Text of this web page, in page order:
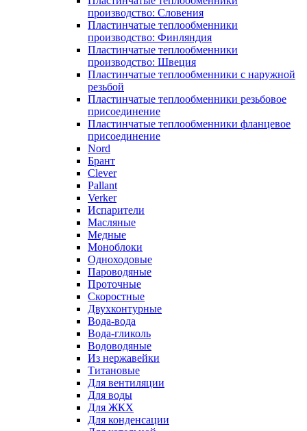
производство: Словения
Пластинчатые теплообменники
производство: Финляндия
Пластинчатые теплообменники
производство: Швеция
Пластинчатые теплообменники с наружной
резьбой
Пластинчатые теплообменники резьбовое
присоединение
Пластинчатые теплообменники фланцевое
присоединение
Nord
Брант
Clever
Pallant
Verker
Испарители
Масляные
Медные
Моноблоки
Одноходовые
Пароводяные
Проточные
Скоростные
Двухконтурные
Вода-вода
Вода-гликоль
Водоводяные
Из нержавейки
Титановые
Для вентиляции
Для воды
Для ЖКХ
Для конденсации